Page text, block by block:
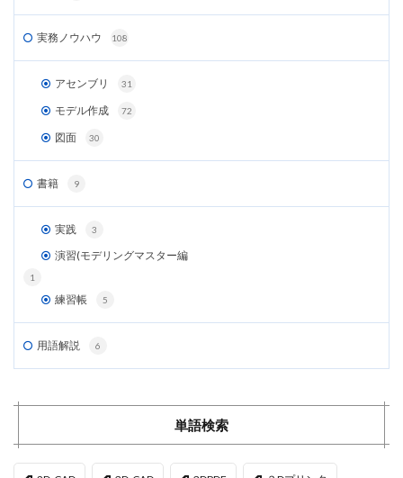
実務ノウハウ 108
アセンブリ 31
モデル作成 72
図面 30
書籍 9
実践 3
演習(モデリングマスター編
1
練習帳 5
用語解説 6
単語検索